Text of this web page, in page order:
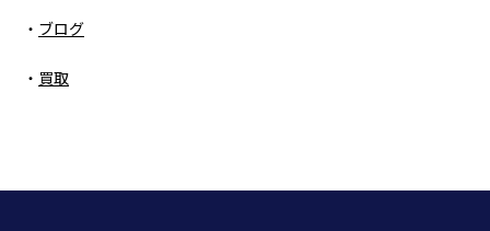
ブログ
買取